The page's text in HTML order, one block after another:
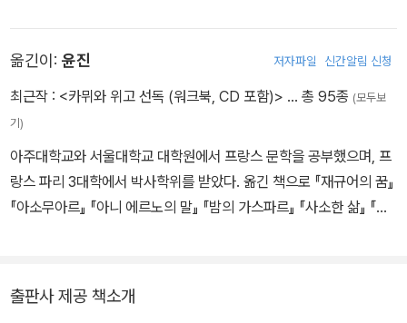
세상으로부터 그녀를 고립시켰다. 그러나 자신이 발 디뎌보지 못한
세상을 포기하는 대신 끊임없이 갈망하며 삶에의 희망을 키워갔다.
어둠 속에 고립되었음에도 절망에 스러지지 않은 것은 함께한 동물들
꿀 수 있게 길을 밝혀준 문학작품들 덕분이었다. 세상 밖으로 나와 타
인과 이야기하는 법부터 레스토랑에서 포크와 나이프 쓰는 법까지 일
상생활을 영위하는 모든 것을 새로 배워야 했지만 삶에의 강인한 의
서 또 한 번의 변화를 맞는다. 법대를 나와 법무사로 활동하다가 미국·
옮긴이: 윤진 저자파일 신간알림 신청
최근작 : <카뮈와 위고 선독 (워크북, CD 포함)> … 총 95종 (모두보
기)
아주대학교와 서울대학교 대학원에서 프랑스 문학을 공부했으며, 프
랑스 파리 3대학에서 박사학위를 받았다. 옮긴 책으로 『재규어의 꿈』
『아소무아르』 『아니 에르노의 말』 『밤의 가스파르』 『사소한 삶』 『엠』
출판사 제공 책소개